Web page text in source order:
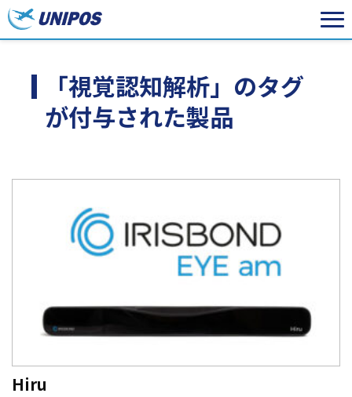
「視覚認知解析」のタグ
が付与された製品
Hiru